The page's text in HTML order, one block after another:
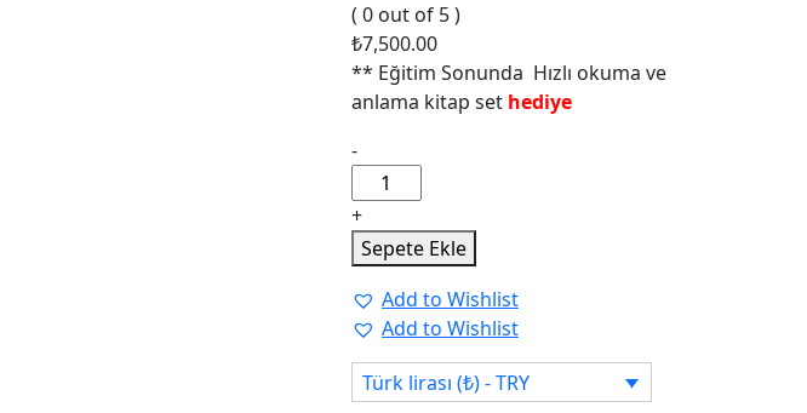
( 0 out of 5 )
₺7,500.00
** Eğitim Sonunda Hızlı okuma ve
anlama kitap set hediye
Hızlı
Okuma
Eğitmenlik
Eğitimi
quantity
-
+
Sepete Ekle
Add to Wishlist
Add to Wishlist
Türk lirası (₺) - TRY